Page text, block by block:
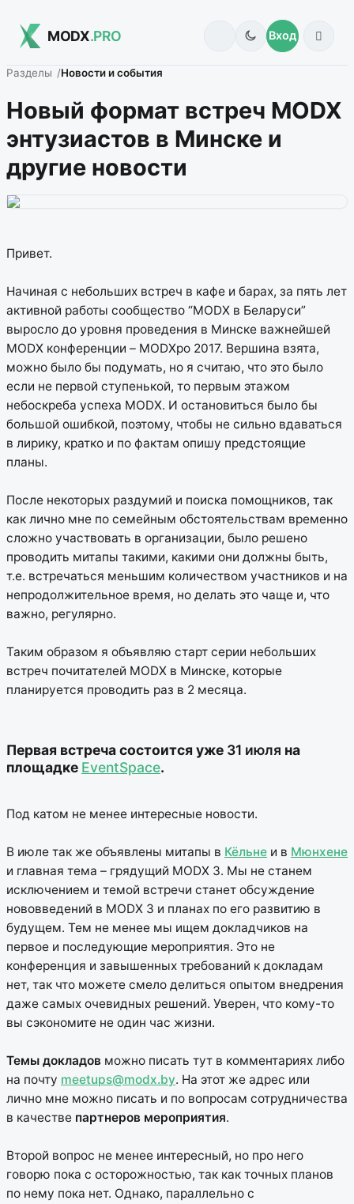
MODX.PRO Вход
Разделы Новости и события
Новый формат встреч MODX
энтузиастов в Минске и
другие новости
Привет.
Начиная с небольших встреч в кафе и барах, за пять лет
активной работы сообщество “MODX в Беларуси”
выросло до уровня проведения в Минске важнейшей
MODX конференции – MODXpo 2017. Вершина взята,
можно было бы подумать, но я считаю, что это было
если не первой ступенькой, то первым этажом
небоскреба успеха MODX. И остановиться было бы
большой ошибкой, поэтому, чтобы не сильно вдаваться
в лирику, кратко и по фактам опишу предстоящие
планы.
После некоторых раздумий и поиска помощников, так
как лично мне по семейным обстоятельствам временно
сложно участвовать в организации, было решено
проводить митапы такими, какими они должны быть,
т.е. встречаться меньшим количеством участников и на
непродолжительное время, но делать это чаще и, что
важно, регулярно.
Таким образом я объявляю старт серии небольших
встреч почитателей MODX в Минске, которые
планируется проводить раз в 2 месяца.
Первая встреча состоится уже 31 июля на
площадке EventSpace.
Под катом не менее интересные новости.
В июле так же объявлены митапы в Кёльне и в Мюнхене
и главная тема – грядущий MODX 3. Мы не станем
исключением и темой встречи станет обсуждение
нововведений в MODX 3 и планах по его развитию в
будущем. Тем не менее мы ищем докладчиков на
первое и последующие мероприятия. Это не
конференция и завышенных требований к докладам
нет, так что можете смело делиться опытом внедрения
даже самых очевидных решений. Уверен, что кому-то
вы сэкономите не один час жизни.
Темы докладов можно писать тут в комментариях либо
на почту meetups@modx.by. На этот же адрес или
лично мне можно писать и по вопросам сотрудничества
в качестве партнеров мероприятия.
Второй вопрос не менее интересный, но про него
говорю пока с осторожностью, так как точных планов
по нему пока нет. Однако, параллельно с